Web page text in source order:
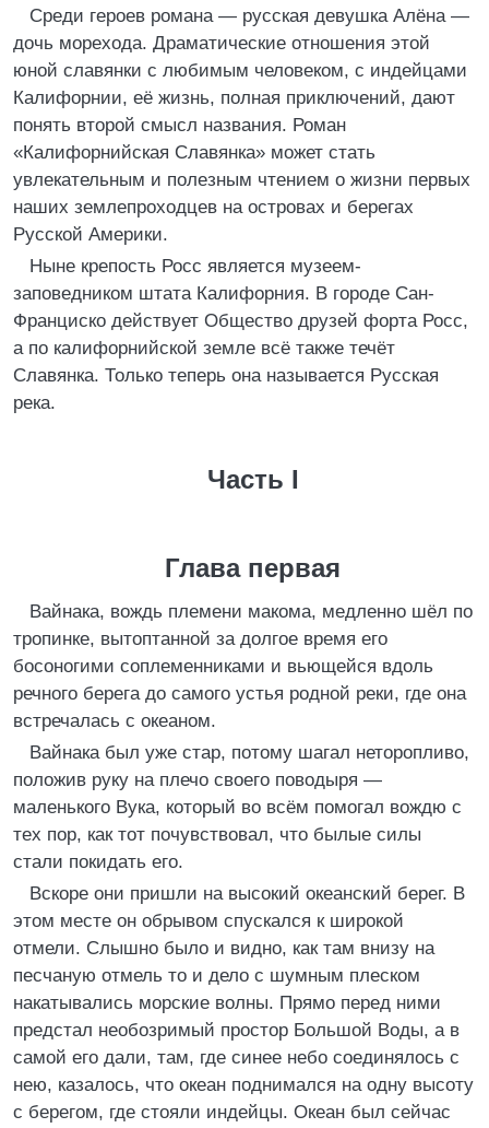
Среди героев романа — русская девушка Алёна —
дочь морехода. Драматические отношения этой
юной славянки с любимым человеком, с индейцами
Калифорнии, её жизнь, полная приключений, дают
понять второй смысл названия. Роман
«Калифорнийская Славянка» может стать
увлекательным и полезным чтением о жизни первых
наших землепроходцев на островах и берегах
Русской Америки.
Ныне крепость Росс является музеем-
заповедником штата Калифорния. В городе Сан-
Франциско действует Общество друзей форта Росс,
а по калифорнийской земле всё также течёт
Славянка. Только теперь она называется Русская
река.
Часть I
Глава первая
Вайнака, вождь племени макома, медленно шёл по
тропинке, вытоптанной за долгое время его
босоногими соплеменниками и вьющейся вдоль
речного берега до самого устья родной реки, где она
встречалась с океаном.
Вайнака был уже стар, потому шагал неторопливо,
положив руку на плечо своего поводыря —
маленького Вука, который во всём помогал вождю с
тех пор, как тот почувствовал, что былые силы
стали покидать его.
Вскоре они пришли на высокий океанский берег. В
этом месте он обрывом спускался к широкой
отмели. Слышно было и видно, как там внизу на
песчаную отмель то и дело с шумным плеском
накатывались морские волны. Прямо перед ними
предстал необозримый простор Большой Воды, а в
самой его дали, там, где синее небо соединялось с
нею, казалось, что океан поднимался на одну высоту
с берегом, где стояли индейцы. Океан был сейчас